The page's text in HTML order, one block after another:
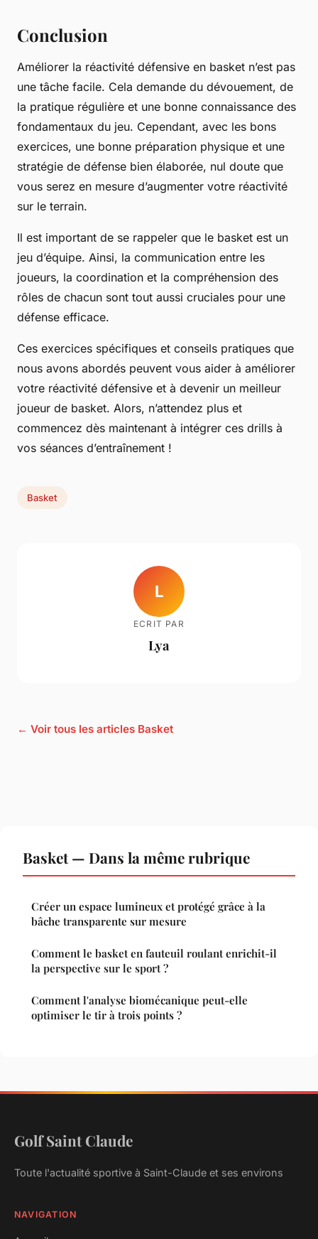
Conclusion
Améliorer la réactivité défensive en basket n’est pas
une tâche facile. Cela demande du dévouement, de
la pratique régulière et une bonne connaissance des
fondamentaux du jeu. Cependant, avec les bons
exercices, une bonne préparation physique et une
stratégie de défense bien élaborée, nul doute que
vous serez en mesure d’augmenter votre réactivité
sur le terrain.
Il est important de se rappeler que le basket est un
jeu d’équipe. Ainsi, la communication entre les
joueurs, la coordination et la compréhension des
rôles de chacun sont tout aussi cruciales pour une
défense efficace.
Ces exercices spécifiques et conseils pratiques que
nous avons abordés peuvent vous aider à améliorer
votre réactivité défensive et à devenir un meilleur
joueur de basket. Alors, n’attendez plus et
commencez dès maintenant à intégrer ces drills à
vos séances d’entraînement !
Basket
L
ECRIT PAR
Lya
← Voir tous les articles Basket
Basket — Dans la même rubrique
Créer un espace lumineux et protégé grâce à la
bâche transparente sur mesure
Comment le basket en fauteuil roulant enrichit-il
la perspective sur le sport ?
Comment l'analyse biomécanique peut-elle
optimiser le tir à trois points ?
Golf Saint Claude
Toute l'actualité sportive à Saint-Claude et ses environs
NAVIGATION